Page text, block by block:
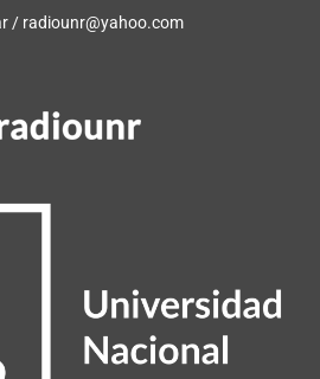
/ radiounr@yahoo.com